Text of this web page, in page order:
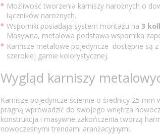
Możliwość tworzenia karniszy narożnych o
łączników narożnych.
Wsporniki posiadają system montażu na 3
Masywna, metalowa podstawa wspornika
Karnisze metalowe pojedyncze dostępne są z
szerokiej gamie kolorystycznej.
Wygląd karniszy
Karnisze pojedyncze ścienne o średnicy 25
pragną wprowadzić do swojego wnętrza
konstrukcja i masywne zakończenia tworzą
nowoczesnymi trendami aranżacyjnymi.